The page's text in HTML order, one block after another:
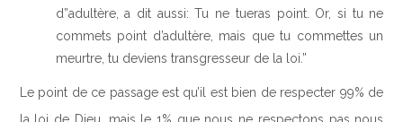
d”adultère, a dit aussi: Tu ne tueras point. Or, si tu ne
commets point d’adultère, mais que tu commettes un
meurtre, tu deviens transgresseur de la loi.”
Le point de ce passage est qu’il est bien de respecter 99% de